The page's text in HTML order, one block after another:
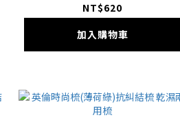
NT$620
加入購物車